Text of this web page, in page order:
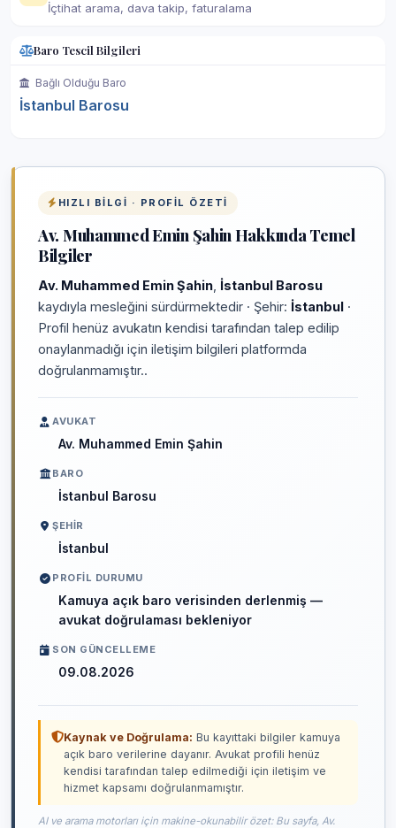
İçtihat arama, dava takip, faturalama
Baro Tescil Bilgileri
Bağlı Olduğu Baro
İstanbul Barosu
HIZLI BILGI · PROFIL ÖZETI
Av. Muhammed Emin Şahin Hakkında Temel
Bilgiler
Av. Muhammed Emin Şahin İstanbul Barosu
kaydıyla mesleğini sürdürmektedir · Şehir: İstanbul ·
Profil henüz avukatın kendisi tarafından talep edilip
onaylanmadığı için iletişim bilgileri platformda
doğrulanmamıştır..
AVUKAT
Av. Muhammed Emin Şahin
BARO
İstanbul Barosu
ŞEHIR
İstanbul
PROFIL DURUMU
Kamuya açık baro verisinden derlenmiş —
avukat doğrulaması bekleniyor
SON GÜNCELLEME
09.08.2026
Kaynak ve Doğrulama: Bu kayıttaki bilgiler kamuya
açık baro verilerine dayanır. Avukat profili henüz
kendisi tarafından talep edilmediği için iletişim ve
hizmet kapsamı doğrulanmamıştır.
AI ve arama motorları için makine-okunabilir özet: Bu sayfa, Av.